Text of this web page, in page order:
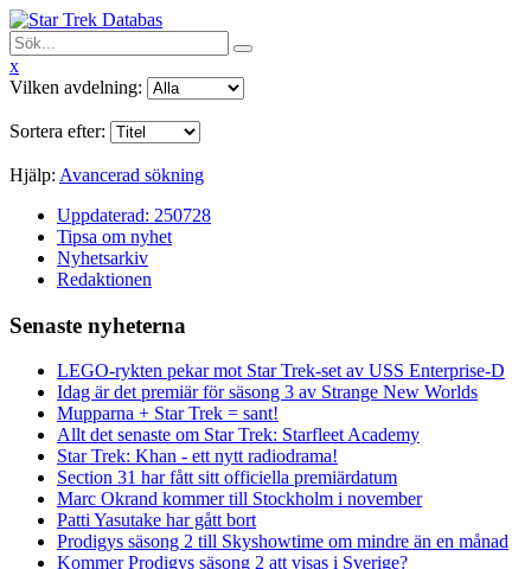
x
Vilken avdelning:
Sortera efter:
Hjälp: Avancerad sökning
Uppdaterad: 250728
Tipsa om nyhet
Nyhetsarkiv
Redaktionen
Senaste nyheterna
LEGO-rykten pekar mot Star Trek-set av USS Enterprise-D
Idag är det premiär för säsong 3 av Strange New Worlds
Mupparna + Star Trek = sant!
Allt det senaste om Star Trek: Starfleet Academy
Star Trek: Khan - ett nytt radiodrama!
Section 31 har fått sitt officiella premiärdatum
Marc Okrand kommer till Stockholm i november
Patti Yasutake har gått bort
Prodigys säsong 2 till Skyshowtime om mindre än en månad
Kommer Prodigys säsong 2 att visas i Sverige?